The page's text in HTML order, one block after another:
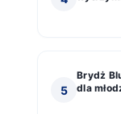
5
Brydż
dla